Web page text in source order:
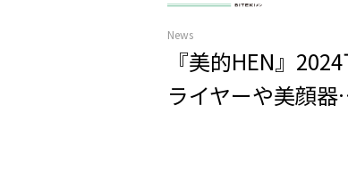
News
『美的HEN』
ライヤーや美顔